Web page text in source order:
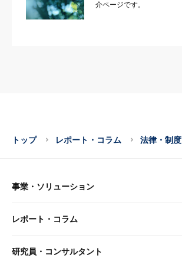
介ページです。
トップ レポート・コラム 法律・制度
事業・ソリューション
事業・ソリューション トップ
レポート・コラム
レポート・コラム トップ
研究員・コンサルタント